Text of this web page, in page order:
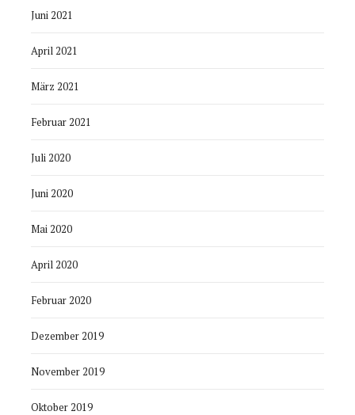
Juni 2021
April 2021
März 2021
Februar 2021
Juli 2020
Juni 2020
Mai 2020
April 2020
Februar 2020
Dezember 2019
November 2019
Oktober 2019